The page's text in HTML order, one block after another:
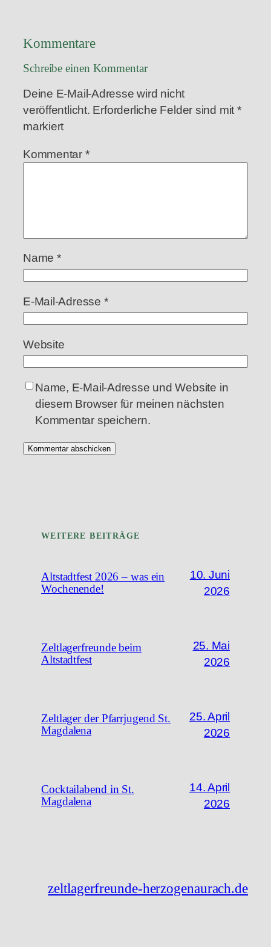
Kommentare
Schreibe einen Kommentar
Deine E-Mail-Adresse wird nicht
veröffentlicht. Erforderliche Felder sind mit *
markiert
Kommentar *
Name *
E-Mail-Adresse *
Website
Name, E-Mail-Adresse und Website in
diesem Browser für meinen nächsten
Kommentar speichern.
WEITERE BEITRÄGE
Altstadtfest 2026 – was ein
Wochenende!
10. Juni
2026
Zeltlagerfreunde beim
Altstadtfest
25. Mai
2026
Zeltlager der Pfarrjugend St.
Magdalena
25. April
2026
Cocktailabend in St.
Magdalena
14. April
2026
zeltlagerfreunde-herzogenaurach.de